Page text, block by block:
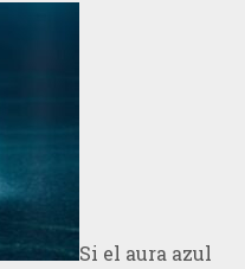
Si el aura azul